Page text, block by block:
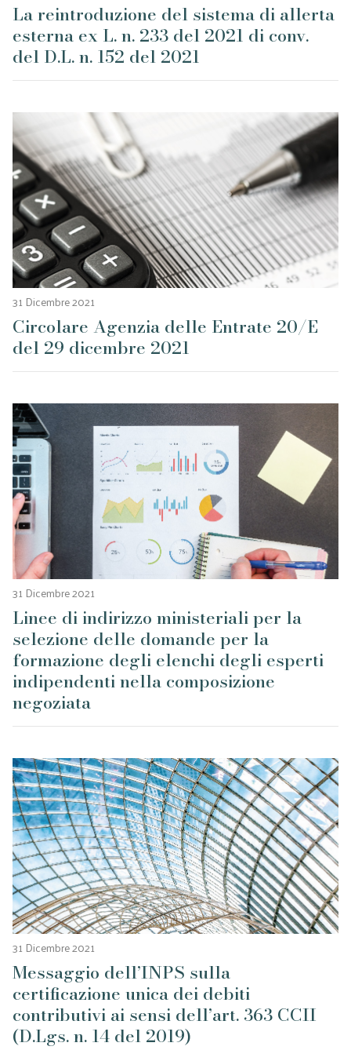
La reintroduzione del sistema di allerta
esterna ex L. n. 233 del 2021 di conv.
del D.L. n. 152 del 2021
31 Dicembre 2021
Circolare Agenzia delle Entrate 20/E
del 29 dicembre 2021
31 Dicembre 2021
Linee di indirizzo ministeriali per la
selezione delle domande per la
formazione degli elenchi degli esperti
indipendenti nella composizione
negoziata
31 Dicembre 2021
Messaggio dell’INPS sulla
certificazione unica dei debiti
contributivi ai sensi dell’art. 363 CCII
(D.Lgs. n. 14 del 2019)